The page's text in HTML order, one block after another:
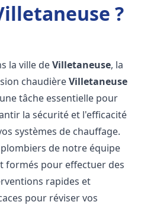
?
la ville deVilletaneuse, la
chaudièreVilletaneuse
tâche essentielle pour
la sécurité et l'efficacité
systèmes de chauffage.
plombiers de notre équipe
formés pour effectuer des
rapides et
pour réviser vos